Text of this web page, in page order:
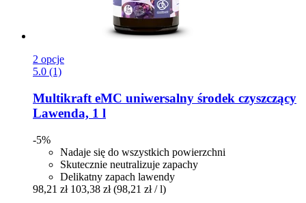
2 opcje
5.0 (1)
Multikraft eMC uniwersalny środek czyszczący
Lawenda, 1 l
-5%
Nadaje się do wszystkich powierzchni
Skutecznie neutralizuje zapachy
Delikatny zapach lawendy
98,21 zł 103,38 zł (98,21 zł / l)